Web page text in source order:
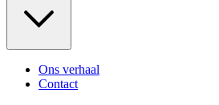
Ons verhaal
Contact